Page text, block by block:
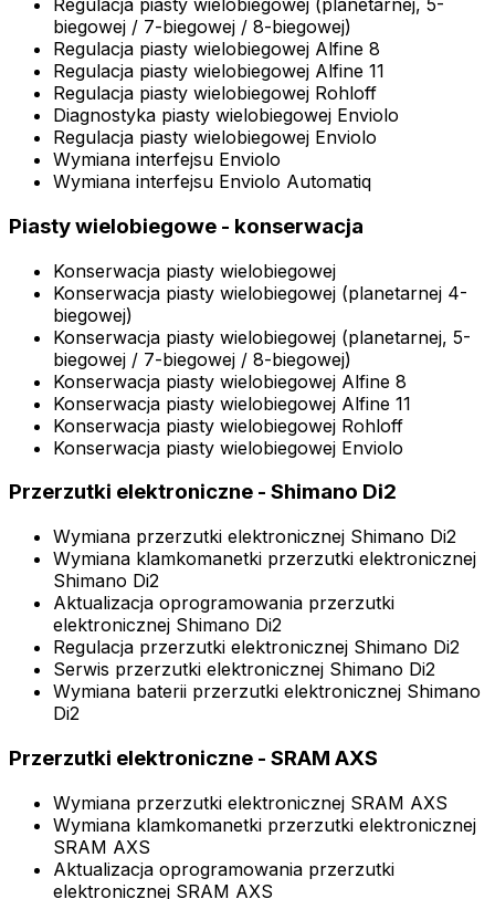
Regulacja piasty wielobiegowej (planetarnej, 5-
biegowej / 7-biegowej / 8-biegowej)
Regulacja piasty wielobiegowej Alfine 8
Regulacja piasty wielobiegowej Alfine 11
Regulacja piasty wielobiegowej Rohloff
Diagnostyka piasty wielobiegowej Enviolo
Regulacja piasty wielobiegowej Enviolo
Wymiana interfejsu Enviolo
Wymiana interfejsu Enviolo Automatiq
Piasty wielobiegowe - konserwacja
Konserwacja piasty wielobiegowej
Konserwacja piasty wielobiegowej (planetarnej 4-
biegowej)
Konserwacja piasty wielobiegowej (planetarnej, 5-
biegowej / 7-biegowej / 8-biegowej)
Konserwacja piasty wielobiegowej Alfine 8
Konserwacja piasty wielobiegowej Alfine 11
Konserwacja piasty wielobiegowej Rohloff
Konserwacja piasty wielobiegowej Enviolo
Przerzutki elektroniczne - Shimano Di2
Wymiana przerzutki elektronicznej Shimano Di2
Wymiana klamkomanetki przerzutki elektronicznej
Shimano Di2
Aktualizacja oprogramowania przerzutki
elektronicznej Shimano Di2
Regulacja przerzutki elektronicznej Shimano Di2
Serwis przerzutki elektronicznej Shimano Di2
Wymiana baterii przerzutki elektronicznej Shimano
Di2
Przerzutki elektroniczne - SRAM AXS
Wymiana przerzutki elektronicznej SRAM AXS
Wymiana klamkomanetki przerzutki elektronicznej
SRAM AXS
Aktualizacja oprogramowania przerzutki
elektronicznej SRAM AXS